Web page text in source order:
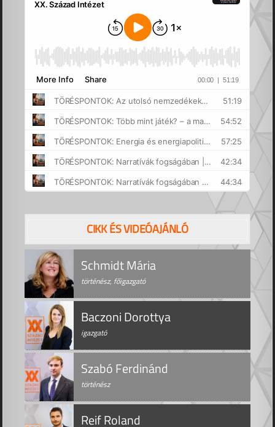
CIKK ÉS VIDEÓAJÁNLÓ
Schmidt Mária
történész, főigazgató
Baczoni Dorottya
igazgató
Szabó Ferdinánd
történész
Reif Roland